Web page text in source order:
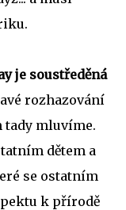
je soustředěná
rozhazování
tady mluvíme.
dětem a
se ostatním
k přírodě